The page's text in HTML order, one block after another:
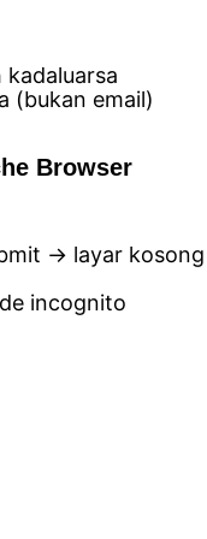
(bukan email)
Browser
→ layar
incognito